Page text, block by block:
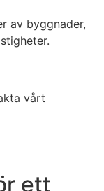
av byggnader,
vårt
ett